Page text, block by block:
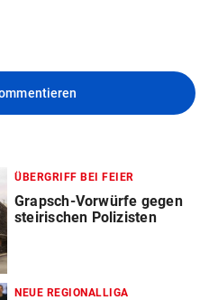
ÜBERGRIFF BEI FEIER
Grapsch-Vorwürfe gegen
steirischen Polizisten
NEUE REGIONALLIGA